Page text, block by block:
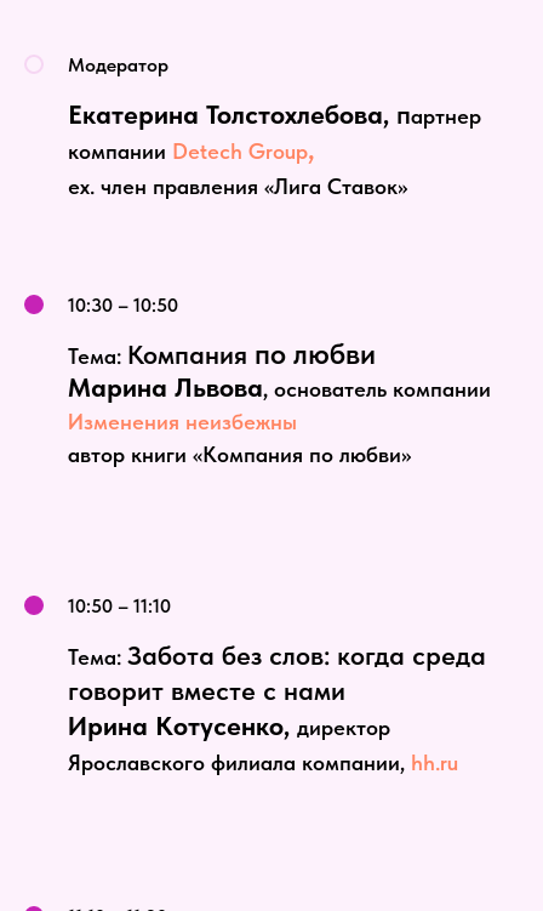
Модератор
Екатерина Толстохлебова, партнер
компании Detech Group,
ex. член правления «Лига Ставок»
10:30 – 10:50
Тема: Компания по любви
Марина Львова, основатель компании
Изменения неизбежны
автор книги «Компания по любви»
10:50 – 11:10
Тема: Забота без слов: когда среда
говорит вместе с нами
Ирина Котусенко, директор
Ярославского филиала компании, hh.ru